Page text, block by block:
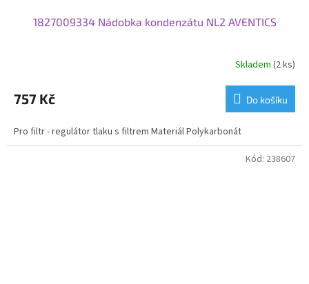
1827009334 Nádobka kondenzátu NL2 AVENTICS
Skladem (2 ks)
757 Kč Do košíku
Pro filtr - regulátor tlaku s filtrem Materiál Polykarbonát
Kód: 238607